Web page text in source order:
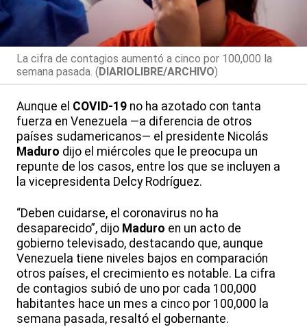
La cifra de contagios aumentó a cinco por 100,000 la
semana pasada. (DIARIOLIBRE/ARCHIVO)
Aunque el COVID-19 no ha azotado con tanta
fuerza en Venezuela —a diferencia de otros
países sudamericanos— el presidente Nicolás
Maduro dijo el miércoles que le preocupa un
repunte de los casos, entre los que se incluyen a
la vicepresidenta Delcy Rodríguez.
“Deben cuidarse, el coronavirus no ha
desaparecido”, dijo Maduro en un acto de
gobierno televisado, destacando que, aunque
Venezuela tiene niveles bajos en comparación
otros países, el crecimiento es notable. La cifra
de contagios subió de uno por cada 100,000
habitantes hace un mes a cinco por 100,000 la
semana pasada, resaltó el gobernante.